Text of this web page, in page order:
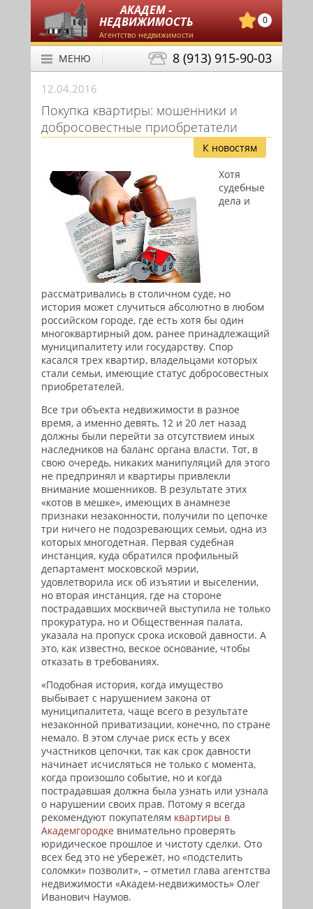
АКАДЕМ -
НЕДВИЖИМОСТЬ
Агентство недвижимости
0
8 (913) 915-90-03
МЕНЮ
12.04.2016
Покупка квартиры: мошенники и
добросовестные приобретатели
К новостям
Хотя
судебные
дела и
рассматривались в столичном суде, но
история может случиться абсолютно в любом
российском городе, где есть хотя бы один
многоквартирный дом, ранее принадлежащий
муниципалитету или государству. Спор
касался трех квартир, владельцами которых
стали семьи, имеющие статус добросовестных
приобретателей.
Все три объекта недвижимости в разное
время, а именно девять, 12 и 20 лет назад
должны были перейти за отсутствием иных
наследников на баланс органа власти. Тот, в
свою очередь, никаких манипуляций для этого
не предпринял и квартиры привлекли
внимание мошенников. В результате этих
«котов в мешке», имеющих в анамнезе
признаки незаконности, получили по цепочке
три ничего не подозревающих семьи, одна из
которых многодетная. Первая судебная
инстанция, куда обратился профильный
департамент московской мэрии,
удовлетворила иск об изъятии и выселении,
но вторая инстанция, где на стороне
пострадавших москвичей выступила не только
прокуратура, но и Общественная палата,
указала на пропуск срока исковой давности. А
это, как известно, веское основание, чтобы
отказать в требованиях.
«Подобная история, когда имущество
выбывает с нарушением закона от
муниципалитета, чаще всего в результате
незаконной приватизации, конечно, по стране
немало. В этом случае риск есть у всех
участников цепочки, так как срок давности
начинает исчисляться не только с момента,
когда произошло событие, но и когда
пострадавшая должна была узнать или узнала
о нарушении своих прав. Потому я всегда
рекомендуют покупателям квартиры в
Академгородке внимательно проверять
юридическое прошлое и чистоту сделки. Ото
всех бед это не убережёт, но «подстелить
соломки» позволит», – отметил глава агентства
недвижимости «Академ-недвижимость» Олег
Иванович Наумов.